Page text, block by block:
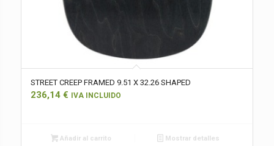
STREET CREEP FRAMED 9.51 X 32.26 SHAPED
236,14 € IVA INCLUIDO
Añadir al carrito Mostrar detalles